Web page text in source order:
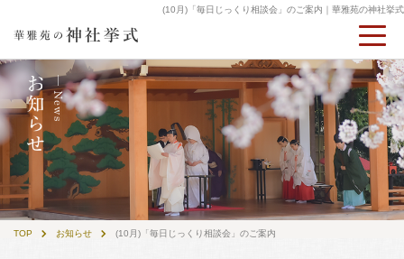
(10月)「毎日じっくり相談会」のご案内｜華雅苑の神社挙式
TOP お知らせ (10月)「毎日じっくり相談会」のご案内